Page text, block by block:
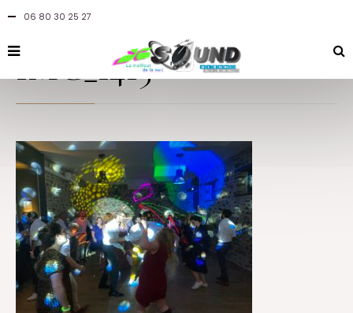
06 80 30 25 27
IMG_1415